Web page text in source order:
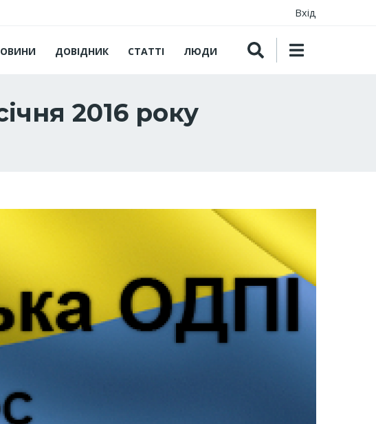
Вхід
ДОВІДНИК СТАТТІ ЛЮДИ
2016 року